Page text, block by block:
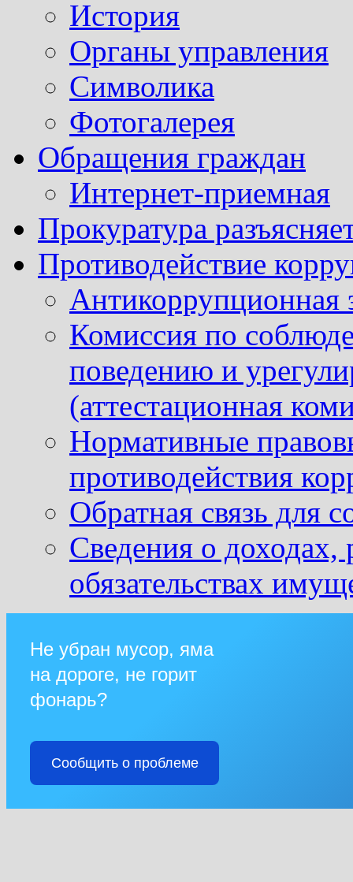
История
Органы управления
Символика
Фотогалерея
Обращения граждан
Интернет-приемная
Прокуратура
Противодействие
Антикоррупционная
Комиссия по
поведению и
(аттестационная
Нормативные
противодействия
Обратная связь для
Сведения о доходах,
обязательствах
Не убран мусор, яма
на дороге, не горит
фонарь?
Сообщить о проблеме